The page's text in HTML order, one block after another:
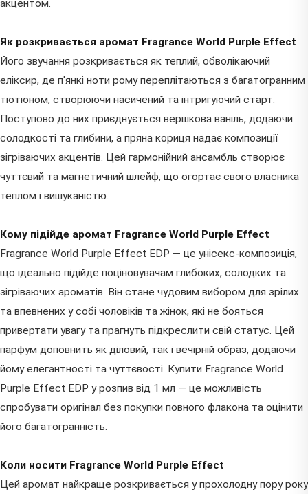
акцентом.
Як розкривається аромат Fragrance World Purple Effect
Його звучання розкривається як теплий, обволікаючий
еліксир, де п'янкі ноти рому переплітаються з багатогранним
тютюном, створюючи насичений та інтригуючий старт.
Поступово до них приєднується вершкова ваніль, додаючи
солодкості та глибини, а пряна кориця надає композиції
зігріваючих акцентів. Цей гармонійний ансамбль створює
чуттєвий та магнетичний шлейф, що огортає свого власника
теплом і вишуканістю.
Кому підійде аромат Fragrance World Purple Effect
Fragrance World Purple Effect EDP — це унісекс-композиція,
що ідеально підійде поціновувачам глибоких, солодких та
зігріваючих ароматів. Він стане чудовим вибором для зрілих
та впевнених у собі чоловіків та жінок, які не бояться
привертати увагу та прагнуть підкреслити свій статус. Цей
парфум доповнить як діловий, так і вечірній образ, додаючи
йому елегантності та чуттєвості. Купити Fragrance World
Purple Effect EDP у розпив від 1 мл — це можливість
спробувати оригінал без покупки повного флакона та оцінити
його багатогранність.
Коли носити Fragrance World Purple Effect
Цей аромат найкраще розкривається у прохолодну пору року